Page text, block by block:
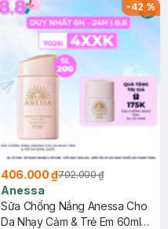
-42%
406.000 ₫702.000 ₫
Anessa
Sữa Chống Nắng Anessa Cho
Da Nhạy Cảm & Trẻ Em 60ml